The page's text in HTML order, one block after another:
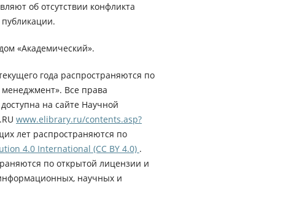
об отсутствии конфликта
«Академический».
года распространяются по
Все права
на сайте Научной
www.elibrary.ru/contents.asp?
лет распространяются по
4.0 International (CC BY 4.0) .
по открытой лицензии и
научных и